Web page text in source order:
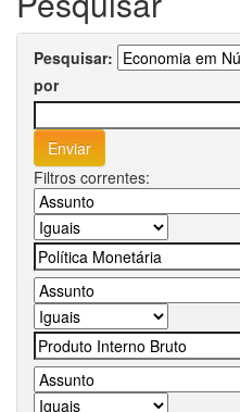
Pesquisar:
por
Filtros correntes: